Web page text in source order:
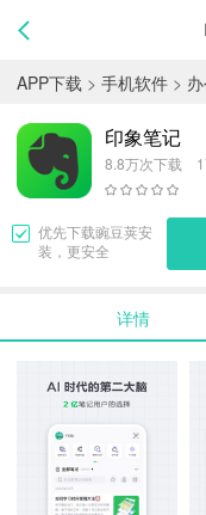
APP下载 > 手机软件 >
印象笔记
8.8万次下载
优先下载豌豆荚安
装，更安全
详情